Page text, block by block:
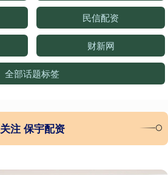
民信配资
财新网
全部话题标签
关注 保宇配资